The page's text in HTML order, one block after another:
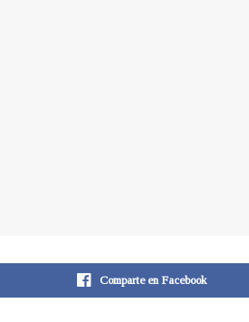
Comparte en Facebook